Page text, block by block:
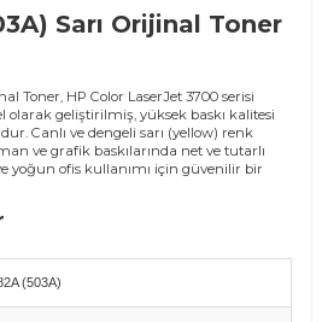
Sarı Orijinal Toner
Toner, HP Color LaserJet 3700 serisi
olarak geliştirilmiş, yüksek baskı kalitesi
Canlı ve dengeli sarı (yellow) renk
ve grafik baskılarında net ve tutarlı
yoğun ofis kullanımı için güvenilir bir
(503A)